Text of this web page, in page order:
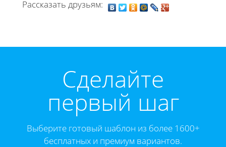
Рассказать друзьям:
Cделайте
первый шаг
Выберите готовый шаблон из более 1600+
бесплатных и премиум вариантов.